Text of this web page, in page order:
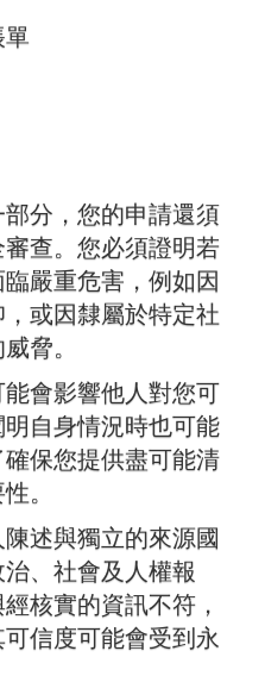
分，您的申請還須
查。您必須證明若
嚴重危害，例如因
或因隸屬於特定社
脅。
會影響他人對您可
自身情況時也可能
保您提供盡可能清
。
述與獨立的來源國
、社會及人權報
核實的資訊不符，
信度可能會受到永